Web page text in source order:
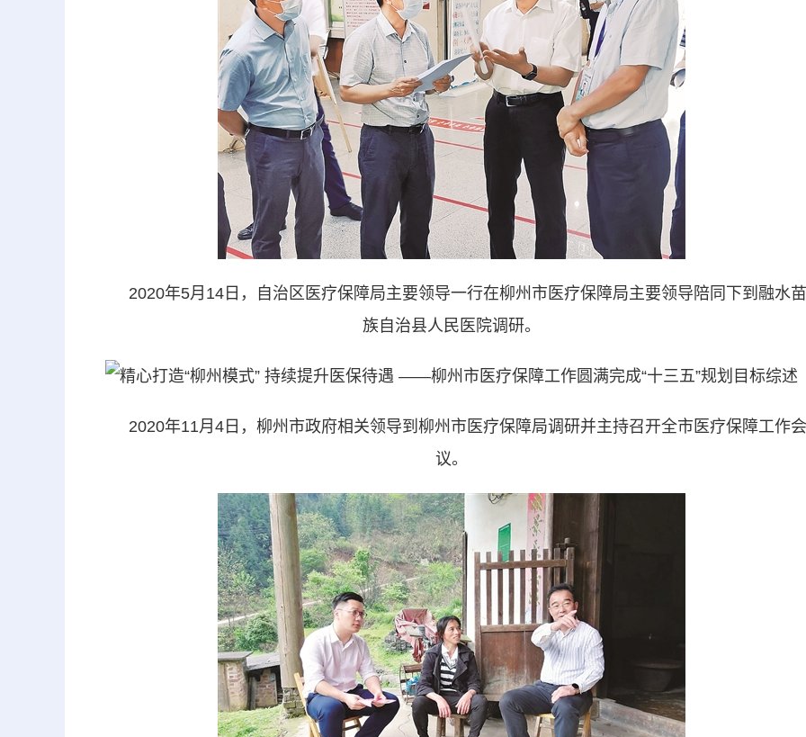
2020年5月14日，自治区医疗保障局主要领导一行在柳州市医疗保障局主要领导陪同下到融水苗
族自治县人民医院调研。
2020年11月4日，柳州市政府相关领导到柳州市医疗保障局调研并主持召开全市医疗保障工作会
议。